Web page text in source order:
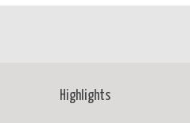
Highlights